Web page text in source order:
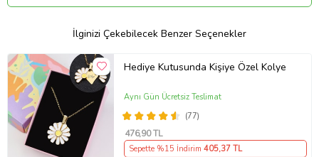
Toplam uzunluk ortalama48cmuzunluğuna denk gelmektedir.
Bu seriyi görmek için arama kısmına ''Parlayan Yıldızlar
Mevcut ürün çeşitliliğimiz 10.000 den fazla olmakla birlikte
Parlayan Yıldızlar modeli kolye sevdiklerinize hediye olarak
alabileceğiniz en uygun seçeneklerdendir.
Sevgiliye hediye, arkadaşa hediye, eşe hediye, kankaya hediye,
erkeğe hediye, kadına hediye, süpriz hediye, hediye, kız arkadaşa
hediye, erkek arkadaşa hediye.
İlginizi Çekebilecek Benzer Seçenekler
Hediye Kutusunda Kişiye Özel Kolye
(77)
Aynı Gün Ücretsiz Teslimat
476,90 TL
Sepette %15 İndirim 405,37 TL